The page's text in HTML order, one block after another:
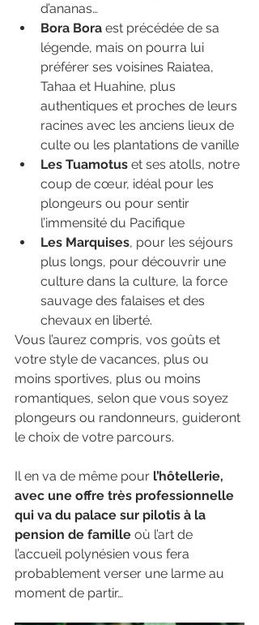
d’ananas…
Bora Bora est précédée de sa
légende, mais on pourra lui
préférer ses voisines Raiatea,
Tahaa et Huahine, plus
authentiques et proches de leurs
racines avec les anciens lieux de
culte ou les plantations de vanille
Les Tuamotus et ses atolls, notre
coup de cœur, idéal pour les
plongeurs ou pour sentir
l’immensité du Pacifique
Les Marquises, pour les séjours
plus longs, pour découvrir une
culture dans la culture, la force
sauvage des falaises et des
chevaux en liberté.
Vous l’aurez compris, vos goûts et
votre style de vacances, plus ou
moins sportives, plus ou moins
romantiques, selon que vous soyez
plongeurs ou randonneurs, guideront
le choix de votre parcours.
Il en va de même pour l’hôtellerie,
avec une offre très professionnelle
qui va du palace sur pilotis à la
pension de famille où l’art de
l’accueil polynésien vous fera
probablement verser une larme au
moment de partir…